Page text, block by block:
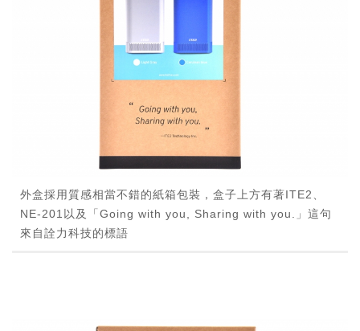
外盒採用質感相當不錯的紙箱包裝，盒子上方有著ITE2、
NE-201以及「Going with you, Sharing with you.」這句
來自詮力科技的標語